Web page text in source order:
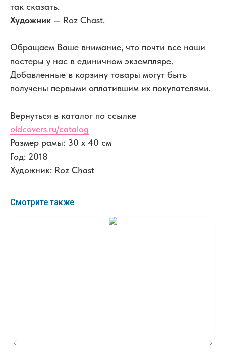
так сказать.
Художник — Roz Chast.
Обращаем Ваше внимание, что почти все наши
постеры у нас в единичном экземпляре.
Добавленные в корзину товары могут быть
получены первыми оплатившим их покупателями.
Вернуться в каталог по ссылке
oldcovers.ru/catalog
Размер рамы: 30 x 40 см
Год: 2018
Художник: Roz Chast
Смотрите также